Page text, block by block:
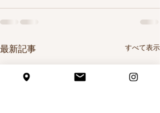
最新記事 すべて表示